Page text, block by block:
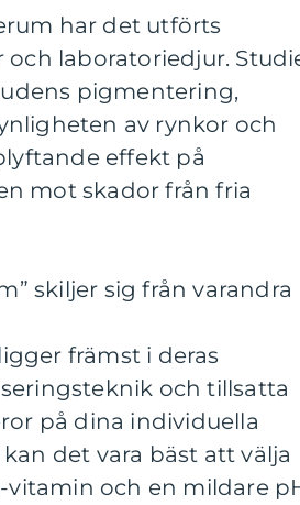
har det utförts
laboratoriedjur.
pigmentering,
av rynkor och
effekt på
mot skador från fria
skiljer sig från varandra
främst i deras
och tillsatta
på dina individuella
det vara bäst att välja
och en mildare